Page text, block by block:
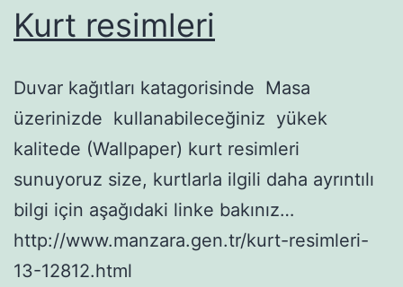
Kurt resimleri
Duvar kağıtları katagorisinde Masa
üzerinizde kullanabileceğiniz yükek
kalitede (Wallpaper) kurt resimleri
sunuyoruz size, kurtlarla ilgili daha ayrıntılı
bilgi için aşağıdaki linke bakınız…
http://www.manzara.gen.tr/kurt-resimleri-
13-12812.html